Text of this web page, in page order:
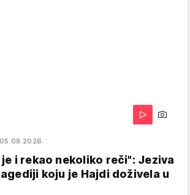
05.08.2026.
i rekao nekoliko reči": Jeziva
koju je Hajdi doživela u